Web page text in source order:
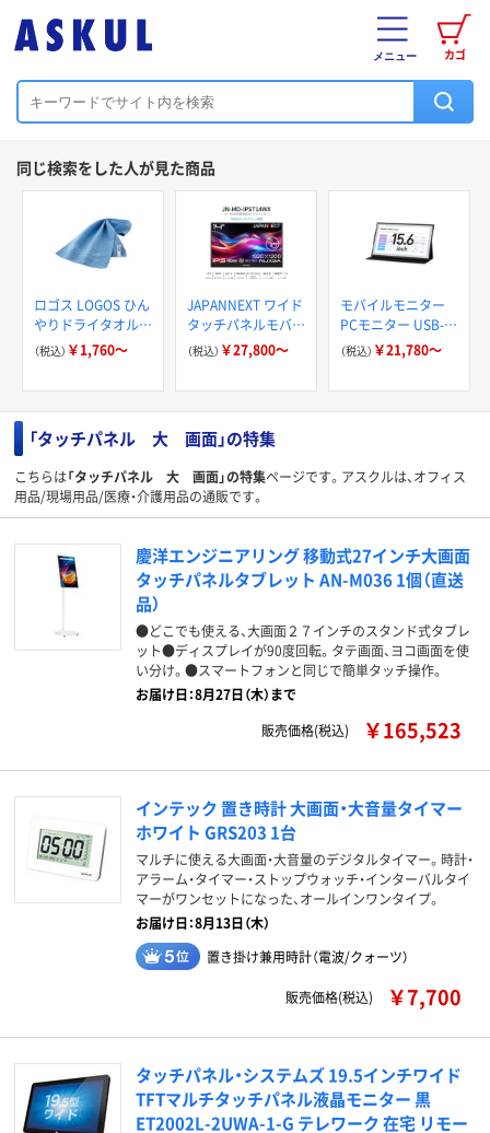
カゴ
メニュー
同じ検索をした人が見た商品
ロゴス LOGOS ひん
やりドライタオル
ネッククーラー
（税込） ￥1,760～
JAPANNEXT ワイド
タッチパネルモバイ
ルディスプレイ JN-
（税込） ￥27,800～
モバイルモニター
PCモニター USB-C
ディスプレイ 持ち
運び ポータブルモ
（税込） ￥21,780～
「タッチパネル 大 画面」の特集
こちらは「タッチパネル 大 画面」の特集ページです。アスクルは、オフィス
用品/現場用品/医療・介護用品の通販です。
慶洋エンジニアリング 移動式27インチ大画面
タッチパネルタブレット AN-M036 1個（直送
品）
●どこでも使える、大画面２７インチのスタンド式タブレ
ット●ディスプレイが90度回転。タテ画面、ヨコ画面を使
い分け。●スマートフォンと同じで簡単タッチ操作。
お届け日：8月27日（木）まで
販売価格(税込)
￥165,523
インテック 置き時計 大画面・大音量タイマー
ホワイト GRS203 1台
マルチに使える大画面・大音量のデジタルタイマー。時計・
アラーム・タイマー・ストップウォッチ・インターバルタイ
マーがワンセットになった、オールインワンタイプ。
お届け日：8月13日（木）
置き掛け兼用時計（電波/クォーツ）
販売価格(税込) ￥7,700
タッチパネル・システムズ 19.5インチワイド
TFTマルチタッチパネル液晶モニター 黒
ET2002L-2UWA-1-G テレワーク 在宅 リモー